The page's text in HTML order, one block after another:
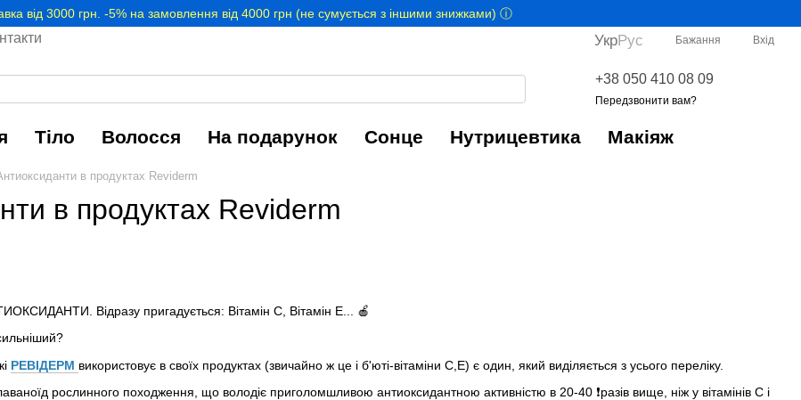
від 3000 грн. -5% на замовлення від 4000 грн (не сумується з іншими знижками) ⓘ
УкрРус Бажання Вхід
+38 050 410 08 09
Передзвонити вам?
Тіло Волосся На подарунок Сонце Нутрицевтика Макіяж
в продуктах Reviderm
в продуктах Reviderm
Відразу пригадується: Вітамін С, Вітамін Е... 🍎
РЕВІДЕРМ використовує в своїх продуктах (звичайно ж це і б'юті-вітаміни С,Е) є один, який виділяється з усього переліку.
рослинного походження, що володіє приголомшливою антиоксидантною активністю в 20-40 ❗️разів вище, ніж у вітамінів С і